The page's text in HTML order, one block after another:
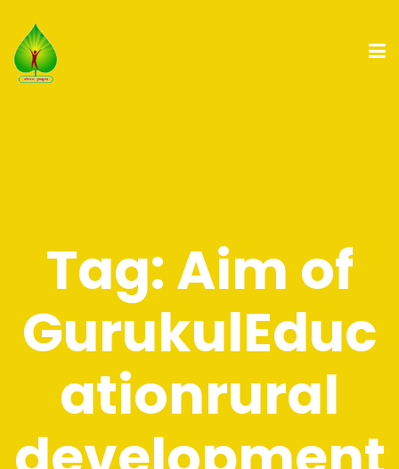
Tag:Aim of
GurukulEduc
ationrural